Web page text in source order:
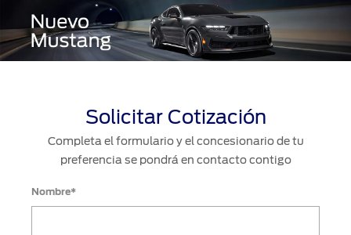
Solicitar Cotización
Completa el formulario y el concesionario de tu
preferencia se pondrá en contacto contigo
Nombre*